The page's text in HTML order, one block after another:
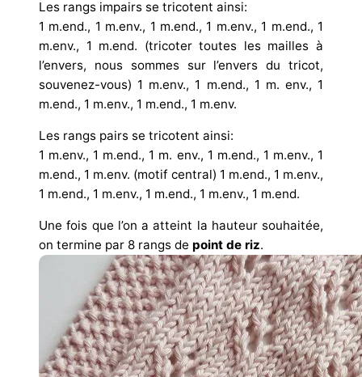
Les rangs impairs se tricotent ainsi:
1 m.end., 1 m.env., 1 m.end., 1 m.env., 1 m.end., 1
m.env., 1 m.end. (tricoter toutes les mailles à
l’envers, nous sommes sur l’envers du tricot,
souvenez-vous) 1 m.env., 1 m.end., 1 m. env., 1
m.end., 1 m.env., 1 m.end., 1 m.env.
Les rangs pairs se tricotent ainsi:
1 m.env., 1 m.end., 1 m. env., 1 m.end., 1 m.env., 1
m.end., 1 m.env. (motif central) 1 m.end., 1 m.env.,
1 m.end., 1 m.env., 1 m.end., 1 m.env., 1 m.end.
Une fois que l’on a atteint la hauteur souhaitée,
on termine par 8 rangs de point de riz.